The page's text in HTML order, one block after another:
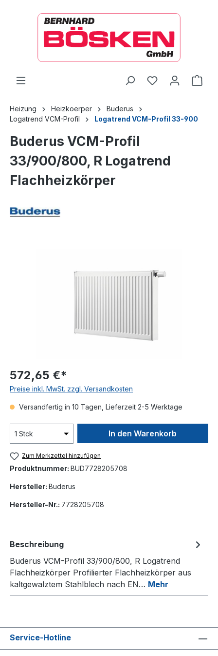
Heizung Heizkoerper
Buderus
Logatrend VCM-Profil
Logatrend VCM-Profil 33-900
Buderus VCM-Profil
33/900/800, R Logatrend
Flachheizkörper
572,65 €*
Preise inkl. MwSt. zzgl. Versandkosten
Versandfertig in 10 Tagen, Lieferzeit 2-5 Werktage
In den Warenkorb
Zum Merkzettel hinzufügen
Produktnummer: BUD7728205708
Hersteller: Buderus
Hersteller-Nr.: 7728205708
Beschreibung
Buderus VCM-Profil 33/900/800, R Logatrend
Flachheizkörper Profilierter Flachheizkörper aus
kaltgewalztem Stahlblech nach EN… Mehr
Service-Hotline